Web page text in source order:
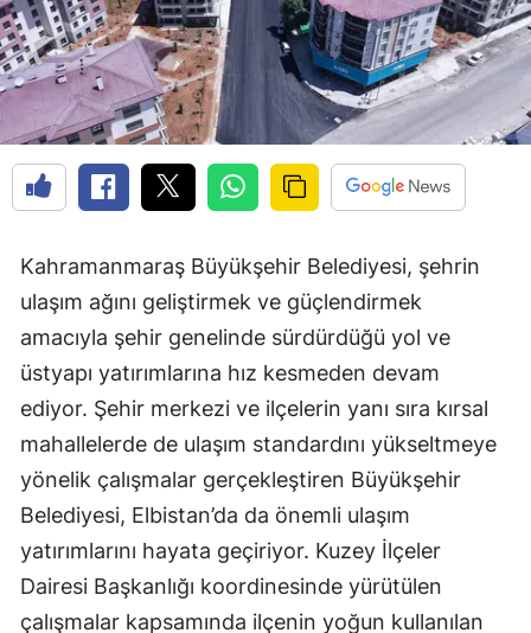
Kahramanmaraş Büyükşehir Belediyesi, şehrin
ulaşım ağını geliştirmek ve güçlendirmek
amacıyla şehir genelinde sürdürdüğü yol ve
üstyapı yatırımlarına hız kesmeden devam
ediyor. Şehir merkezi ve ilçelerin yanı sıra kırsal
mahallelerde de ulaşım standardını yükseltmeye
yönelik çalışmalar gerçekleştiren Büyükşehir
Belediyesi, Elbistan’da da önemli ulaşım
yatırımlarını hayata geçiriyor. Kuzey İlçeler
Dairesi Başkanlığı koordinesinde yürütülen
çalışmalar kapsamında ilçenin yoğun kullanılan